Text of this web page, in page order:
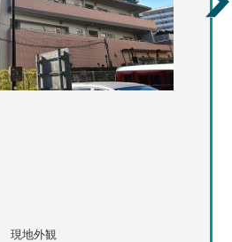
現地外観